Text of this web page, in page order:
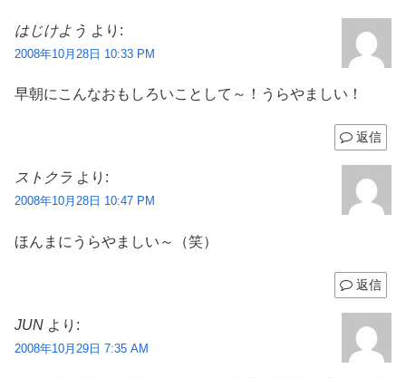
はじけよう より:
2008年10月28日 10:33 PM
早朝にこんなおもしろいことして～！うらやましい！
返信
ストクラ より:
2008年10月28日 10:47 PM
ほんまにうらやましい～（笑）
返信
JUN より:
2008年10月29日 7:35 AM